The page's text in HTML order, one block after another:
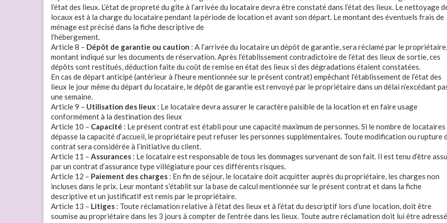
l’état des lieux. L’état de propreté du gîte à l’arrivée du locataire devra être constaté dans l’état des lieux. Le nettoyage
locaux est à la charge du locataire pendant la période de location et avant son départ. Le montant des éventuels frais de
ménage est précisé dans la fiche descriptive de
l’hébergement.
Article 8 – Dépôt de garantie ou caution : A l’arrivée du locataire un dépôt de garantie, sera réclamé par le propriétaire,
montant indiqué sur les documents de réservation. Après l’établissement contradictoire de l’état des lieux de sortie, ces
dépôts sont restitués, déduction faite du coût de remise en état des lieux si des dégradations étaient constatées.
En cas de départ anticipé (antérieur à l’heure mentionnée sur le présent contrat) empêchant l’établissement de l’état des
lieux le jour même du départ du locataire, le dépôt de garantie est renvoyé par le propriétaire dans un délai n’excédant
une semaine.
Article 9 – Utilisation des lieux : Le locataire devra assurer le caractère paisible de la location et en faire usage
conformément à la destination des lieux
Article 10 – Capacité : Le présent contrat est établi pour une capacité maximum de personnes. Si le nombre de locataires
dépasse la capacité d’accueil, le propriétaire peut refuser les personnes supplémentaires. Toute modification ou rupture
contrat sera considérée à l’initiative du client.
Article 11 – Assurances : Le locataire est responsable de tous les dommages survenant de son fait. Il est tenu d’être
par un contrat d’assurance type villégiature pour ces différents risques.
Article 12 – Paiement des charges : En fin de séjour, le locataire doit acquitter auprès du propriétaire, les charges non
incluses dans le prix. Leur montant s’établit sur la base de calcul mentionnée sur le présent contrat et dans la fiche
descriptive et un justificatif est remis par le propriétaire.
Article 13 – Litiges : Toute réclamation relative à l’état des lieux et à l’état du descriptif lors d’une location, doit être
soumise au propriétaire dans les 3 jours à compter de l’entrée dans les lieux. Toute autre réclamation doit lui être